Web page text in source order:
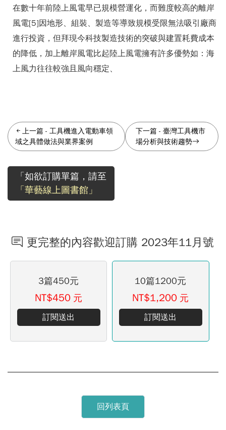
在數十年前陸上風電早已規模營運化，而難度較高的離岸
風電[5]因地形、組裝、製造等導致規模受限無法吸引廠商
進行投資，但拜現今科技製造技術的突破與建置耗費成本
的降低，加上離岸風電比起陸上風電擁有許多優勢如：海
上風力往往較強且風向穩定、
上一篇 - 工具機進入電動車領
域之具體做法與業界案例
下一篇- 臺灣工具機市
場分析與技術趨勢
「如欲訂購單篇，請至
「華藝線上圖書館」
更完整的內容歡迎訂購 2023年11月號
3篇450元
NT$450 元
訂閱送出
10篇1200元
NT$1,200 元
訂閱送出
回列表頁